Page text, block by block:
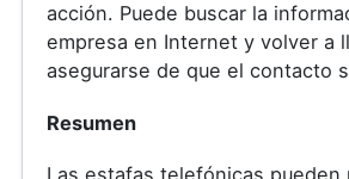
acción. Puede buscar la
empresa en Internet y volver a
asegurarse de que el contacto
Resumen
Las estafas telefónicas pueden